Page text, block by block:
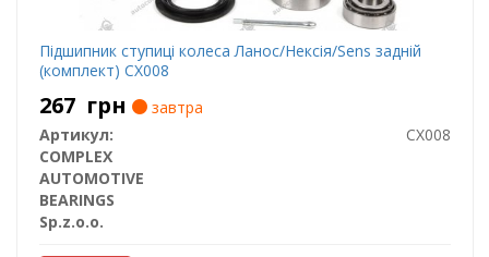
Підшипник ступиці колеса Ланос/Нексія/Sens задній
(комплект) CX008
267 грн
завтра
Артикул:
CX008
COMPLEX
AUTOMOTIVE
BEARINGS
Sp.z.o.o.